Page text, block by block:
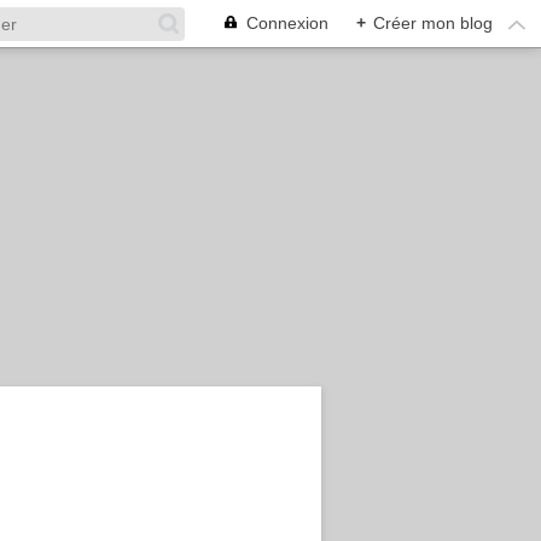
Connexion + Créer mon blog